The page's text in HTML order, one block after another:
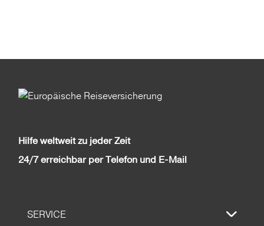
Hilfe weltweit zu jeder Zeit
24/7 erreichbar per Telefon und E-Mail
SERVICE